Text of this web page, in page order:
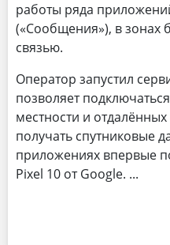
работы ряда
(«Сообщения»), в зонах
связью.
Оператор запустил
позволяет
местности и
получать спутниковые
приложениях впервые
Pixel 10 от Google.